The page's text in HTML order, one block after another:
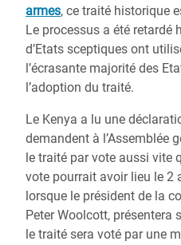
armes, ce traité historique
Le processus a été retardé
d’Etats sceptiques ont
l’écrasante majorité des
l’adoption du traité.
Le Kenya a lu une
demandent à l’Assemblée
le traité par vote aussi vite
vote pourrait avoir lieu le 2
lorsque le président de la
Peter Woolcott, présentera
le traité sera voté par une